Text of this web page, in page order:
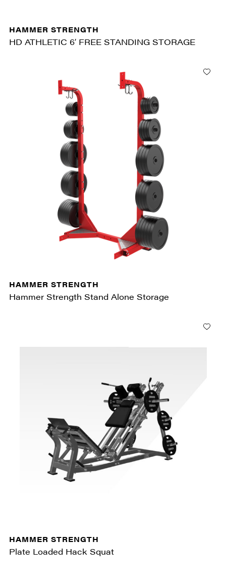
HAMMER STRENGTH
HD ATHLETIC 6′ FREE STANDING STORAGE
HAMMER STRENGTH
Hammer Strength Stand Alone Storage
HAMMER STRENGTH
Plate Loaded Hack Squat